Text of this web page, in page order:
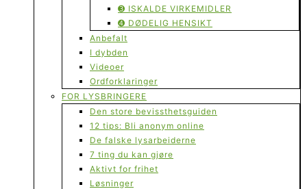
➌ ISKALDE VIRKEMIDLER
➍ DØDELIG HENSIKT
Anbefalt
I dybden
Videoer
Ordforklaringer
FOR LYSBRINGERE
Den store bevissthetsguiden
12 tips: Bli anonym online
De falske lysarbeiderne
7 ting du kan gjøre
Aktivt for frihet
Løsninger